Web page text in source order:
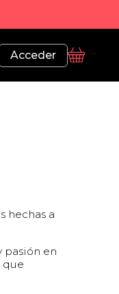
Acceder
Cesta
hechas a
pasión en
que